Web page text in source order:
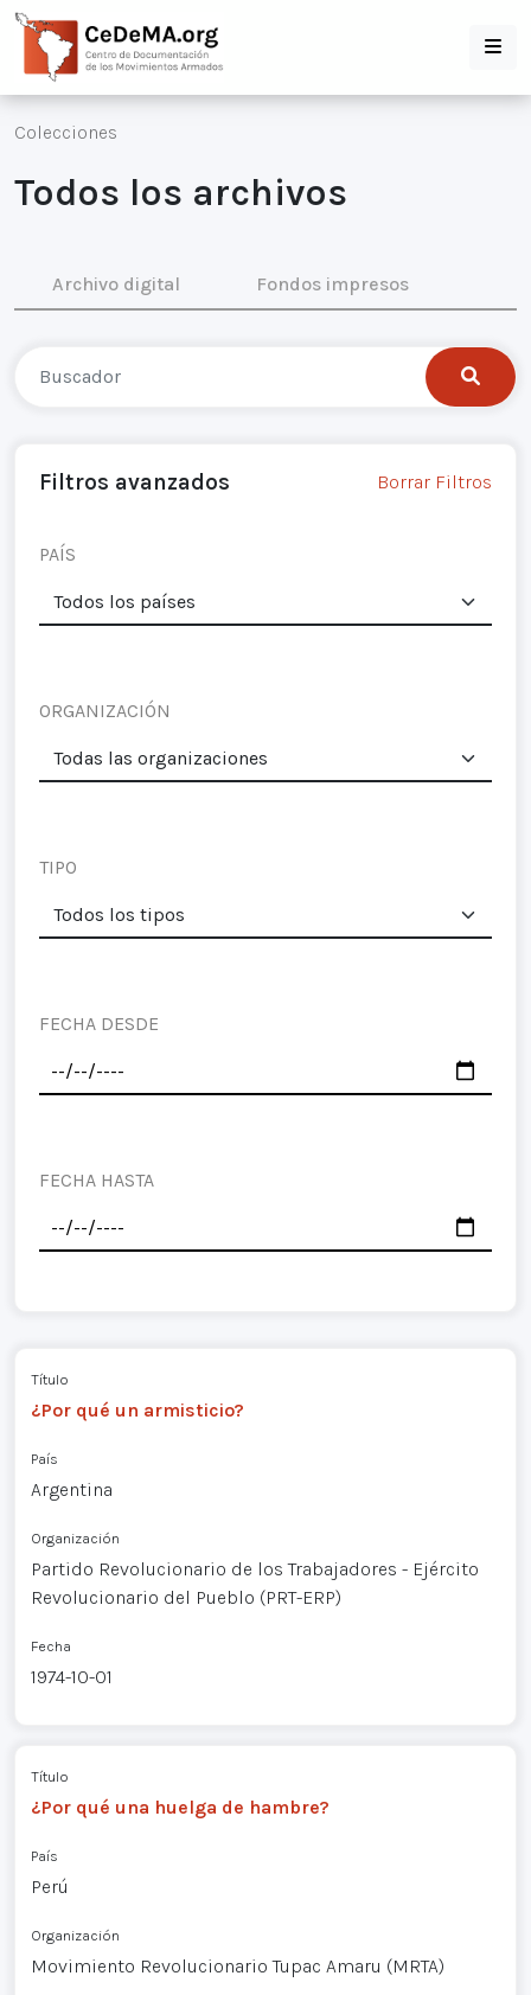
Colecciones
Todos los archivos
Archivo digital Fondos impresos
Filtros avanzados Borrar Filtros
PAÍS
ORGANIZACIÓN
TIPO
FECHA DESDE
FECHA HASTA
Título
¿Por qué un armisticio?
País
Argentina
Organización
Partido Revolucionario de los Trabajadores - Ejército
Revolucionario del Pueblo (PRT-ERP)
Fecha
1974-10-01
Título
¿Por qué una huelga de hambre?
País
Perú
Organización
Movimiento Revolucionario Tupac Amaru (MRTA)